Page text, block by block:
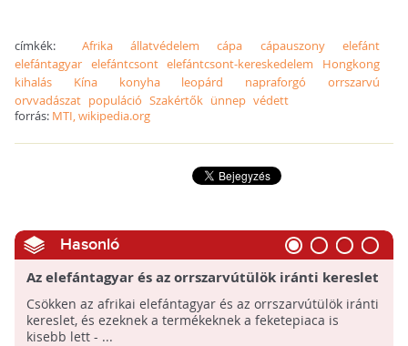
címkék: Afrika állatvédelem cápa cápauszony
elefánt
elefántagyar elefántcsont elefántcsont-kereskedelem
Hongkong
kihalás
Kína konyha leopárd napraforgó
orrszarvú
orvvadászat populáció Szakértők ünnep védett
forrás: MTI, wikipedia.org
Hasonló
Az elefántagyar és az orrszarvútülök iránti kereslet
csökkent, de a nagymacskák iránt nőtt
Csökken az afrikai elefántagyar és az orrszarvútülök iránti
kereslet, és ezeknek a termékeknek a feketepiaca is
kisebb lett - ...